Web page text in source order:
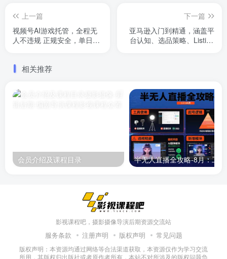
上一篇
视频号AI游戏托管，全程无
人不违规 正规安全，单日平
下一篇
亚马逊入门到精通，涵盖平
台认知、选品策略、Listing
相关推荐
会员介绍及课程目录
影视课程吧，摄影摄像导演后期资源交流站
服务条款 注册声明 版权声明 常见问题
版权声明：本资源均通过网络等合法渠道获取，本资源仅作为学习交流
所用，其版权归出版社或者原作者所有，本站不对所涉及的版权问题负